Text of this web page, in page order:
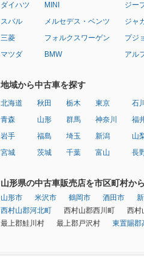
ダイハツ
スバル
三菱
マツダ
MINI
メルセデス・ベンツ
フォルクスワーゲン
BMW
ジー
ジャ
プジ
アル
地域から中古車を探す
北海道
青森
岩手
宮城
秋田
山形
福島
茨城
栃木
群馬
埼玉
千葉
東京
神奈川
新潟
富山
石川
福
山
長
山形県の中古車販売店を市区町村か
山形市 米沢市 鶴岡市 酒田市
西村山郡河北町
西村山郡西川町 西村
最上郡鮭川村
最上郡戸沢村 東置賜郡